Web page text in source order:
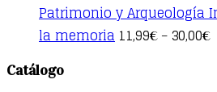
Patrimonio y Arqueología
la memoria This
product
11,99€ – 30,00€
Catálogo